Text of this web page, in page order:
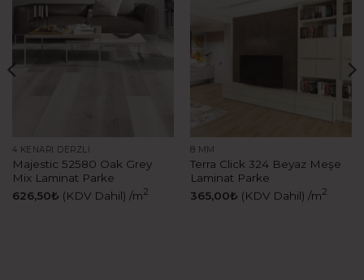
4 KENARI DERZLI
Majestic 52580 Oak Grey
Mix Laminat Parke
626,50₺ (KDV Dahil) /m2
8 MM
Terra Click 324 Beyaz Meşe
Laminat Parke
365,00₺ (KDV Dahil) /m2